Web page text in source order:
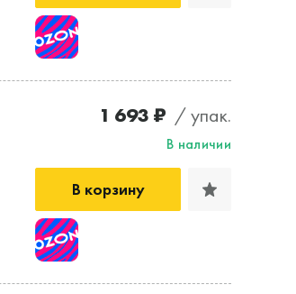
1 693 ₽ / упак.
В наличии
В корзину